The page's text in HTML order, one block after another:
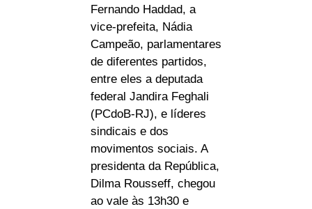
Fernando Haddad, a
vice-prefeita, Nádia
Campeão, parlamentares
de diferentes partidos,
entre eles a deputada
federal Jandira Feghali
(PCdoB-RJ), e líderes
sindicais e dos
movimentos sociais. A
presidenta da República,
Dilma Rousseff, chegou
ao vale às 13h30 e